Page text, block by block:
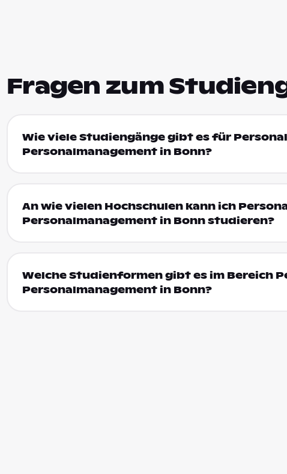
Fragen zum
Wie viele Studiengänge gibt es für
Personalmanagement in Bonn?
An wie vielen Hochschulen kann ich
Personalmanagement in Bonn studieren?
Welche Studienformen gibt es im Bereich
Personalmanagement in Bonn?